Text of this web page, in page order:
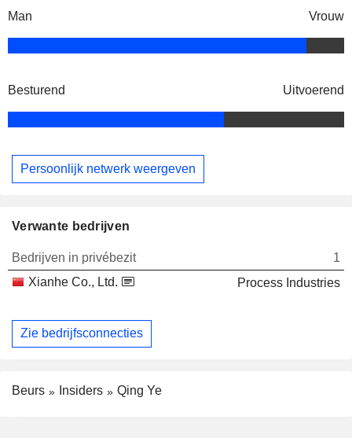
Man Vrouw
Besturend Uitvoerend
Persoonlijk netwerk weergeven
Verwante bedrijven
Bedrijven in privébezit
1
Xianhe Co., Ltd.
Process Industries
Zie bedrijfsconnecties
Beurs Insiders Qing Ye